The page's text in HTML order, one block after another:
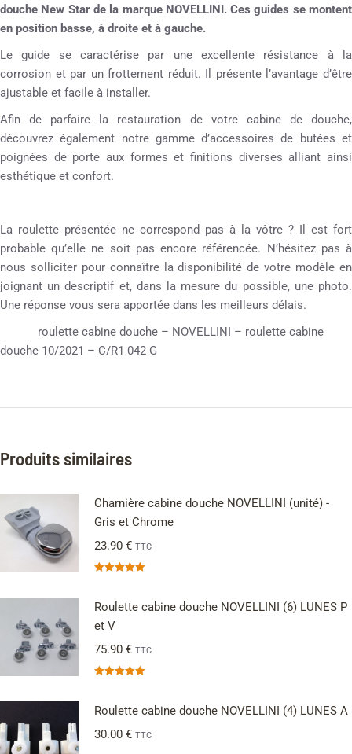
douche New Star de la marque NOVELLINI. Ces guides se montent
en position basse, à droite et à gauche.
Le guide se caractérise par une excellente résistance à la
corrosion et par un frottement réduit. Il présente l’avantage d’être
ajustable et facile à installer.
Afin de parfaire la restauration de votre cabine de douche,
découvrez également notre gamme d’accessoires de butées et
poignées de porte aux formes et finitions diverses alliant ainsi
esthétique et confort.
La roulette présentée ne correspond pas à la vôtre ? Il est fort
probable qu’elle ne soit pas encore référencée. N’hésitez pas à
nous solliciter pour connaître la disponibilité de votre modèle en
joignant un descriptif et, dans la mesure du possible, une photo.
Une réponse vous sera apportée dans les meilleurs délais.
roulette cabine douche – NOVELLINI – roulette cabine
douche 10/2021 – C/R1 042 G
Produits similaires
Charnière cabine douche NOVELLINI (unité) -
Gris et Chrome
23.90 € TTC
Roulette cabine douche NOVELLINI (6) LUNES P
et V
75.90 € TTC
Roulette cabine douche NOVELLINI (4) LUNES A
30.00 € TTC